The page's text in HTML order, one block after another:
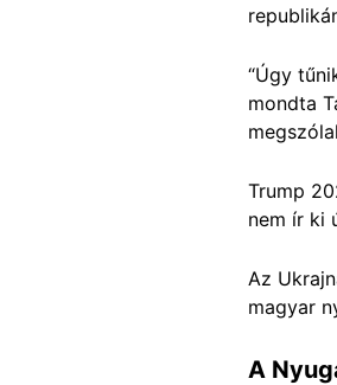
“Úgy
mondta
Trump
nem ír ki
Az
magyar
A